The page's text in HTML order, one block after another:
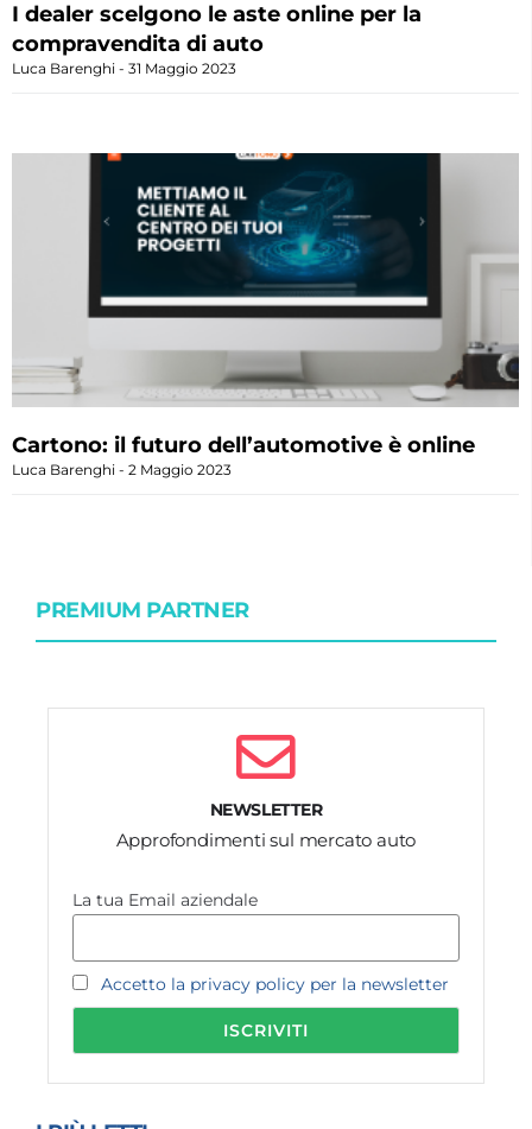
I dealer scelgono le aste online per la
compravendita di auto
Luca Barenghi 31 Maggio 2023
Cartono: il futuro dell’automotive è online
Luca Barenghi 2 Maggio 2023
PREMIUM PARTNER
NEWSLETTER
Approfondimenti sul mercato auto
La tua Email aziendale
Accetto la privacy policy per la newsletter